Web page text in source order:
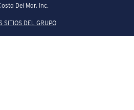
Del Mar, Inc.
SITIOS DEL GRUPO